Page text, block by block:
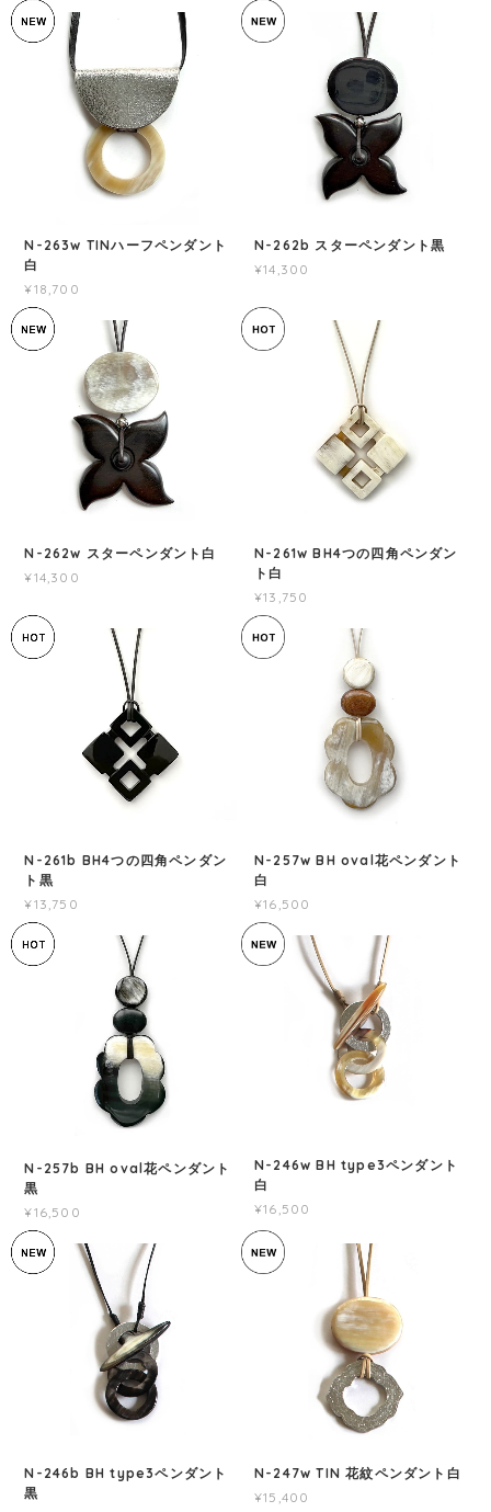
N-263w TINハーフペンダント
白
¥18,700
N-262b スターペンダント黒
¥14,300
N-262w スターペンダント白
¥14,300
N-261w BH4つの四角ペンダン
ト白
¥13,750
N-261b BH4つの四角ペンダン
ト黒
¥13,750
N-257w BH oval花ペンダント
白
¥16,500
N-257b BH oval花ペンダント
黒
¥16,500
N-246w BH type3ペンダント
白
¥16,500
N-246b BH type3ペンダント
黒
N-247w TIN 花紋ペンダント白
¥15,400